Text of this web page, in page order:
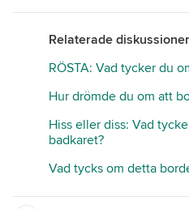
Relaterade diskussioner
RÖSTA: Vad tycker du
Hur drömde du om att
Hiss eller diss: Vad
badkaret?
Vad tycks om detta